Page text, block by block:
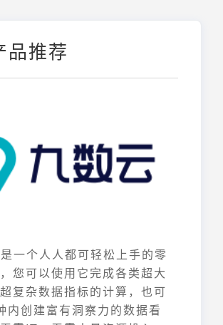
品推荐
一个人人都可轻松上手的零
您可以使用它完成各类超大
复杂数据指标的计算，也可
内创建富有洞察力的数据看